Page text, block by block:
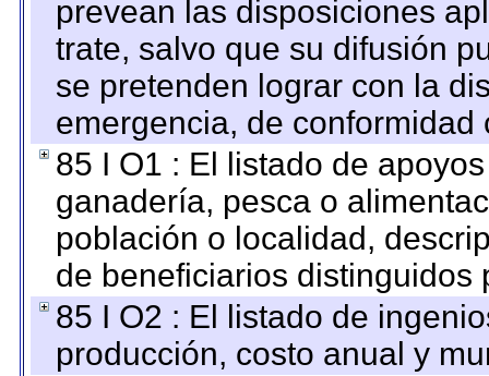
prevean las disposiciones
trate, salvo que su difusión
se pretenden lograr con la
emergencia, de
85 I O1 : El listado de
ganadería, pesca o
población o localidad,
de beneficiarios distinguidos
85 I O2 : El listado de
producción, costo anual y